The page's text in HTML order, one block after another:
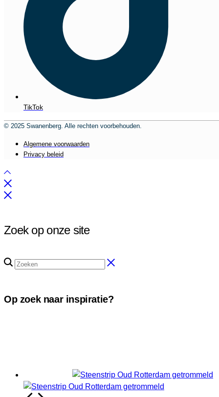
TikTok
© 2025 Swanenberg. Alle rechten voorbehouden.
Algemene voorwaarden
Privacy beleid
Zoek op onze site
Op zoek naar inspiratie?